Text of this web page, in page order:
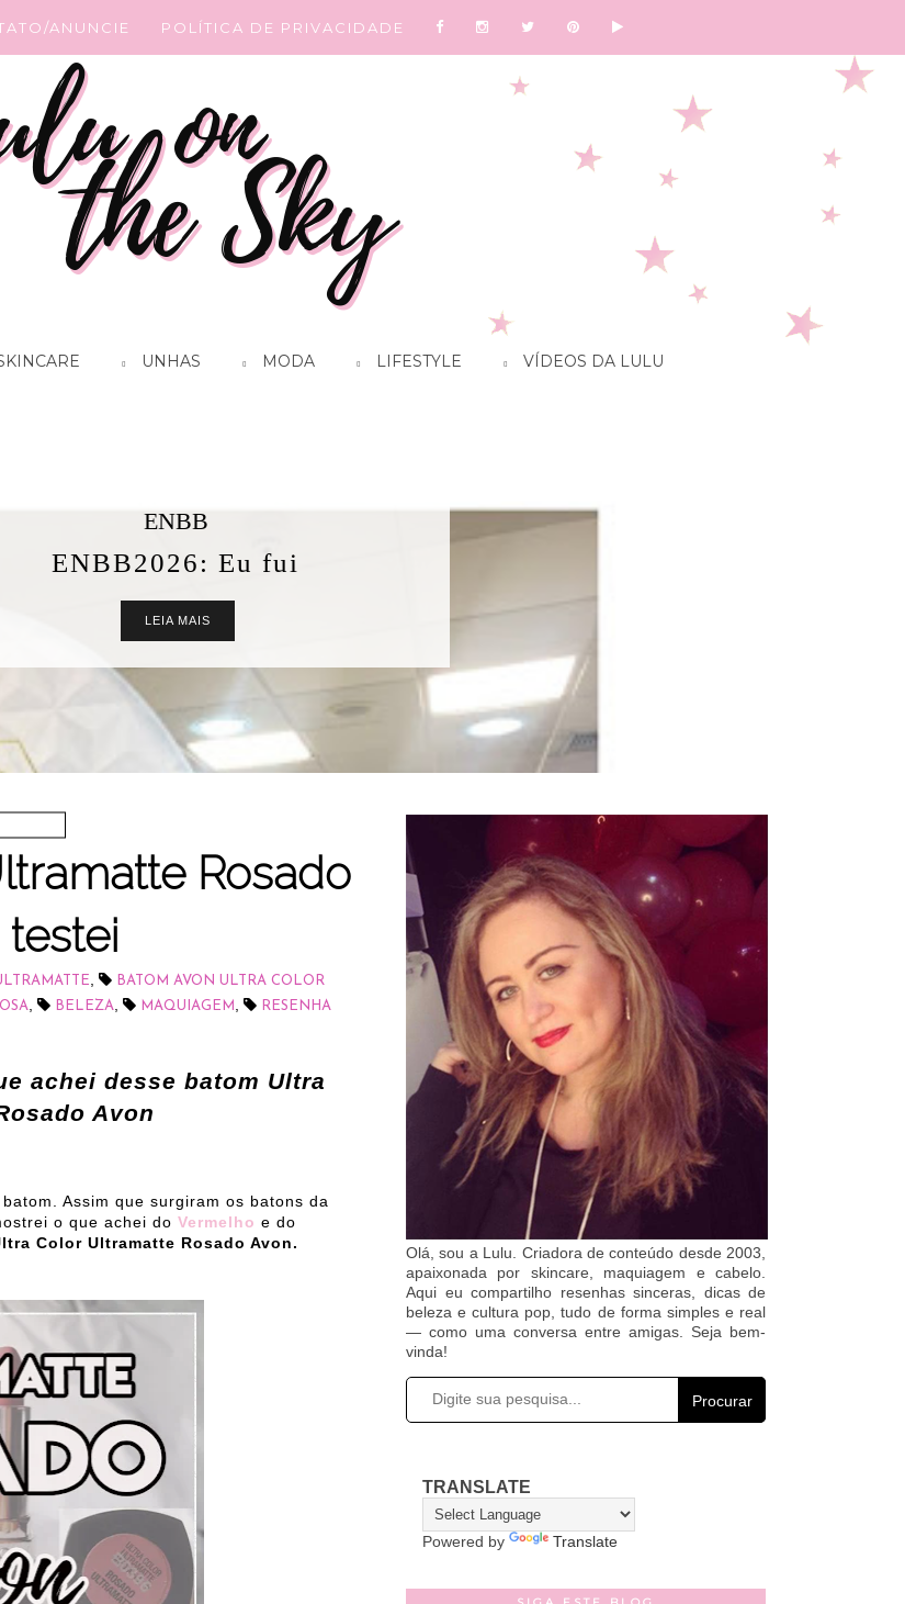
ANUNCIE POLÍTICA DE PRIVACIDADE
UNHAS MODA LIFESTYLE VÍDEOS DA LULU
ENBB
ENBB2026: Eu fui
LEIA MAIS
Rosado
BATOM AVON ULTRA COLOR
BELEZA MAQUIAGEM RESENHA
achei desse batom Ultra
Avon
Assim que surgiram os batons da
o que achei do Vermelho e do
Color Ultramatte Rosado Avon.
Olá, sou a Lulu. Criadora de conteúdo desde 2003,
apaixonada por skincare, maquiagem e cabelo.
Aqui eu compartilho resenhas sinceras, dicas de
beleza e cultura pop, tudo de forma simples e real
— como uma conversa entre amigas. Seja bem-
vinda!
Procurar
TRANSLATE
Powered by Translate